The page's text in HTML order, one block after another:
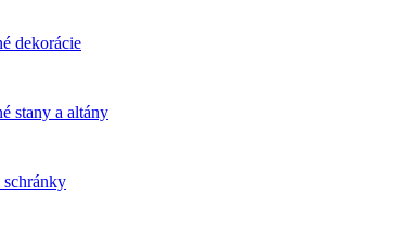
dekorácie
stany a altány
schránky